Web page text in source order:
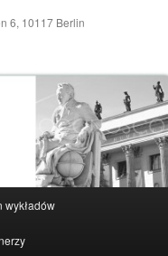
6, 10117 Berlin
wykładów